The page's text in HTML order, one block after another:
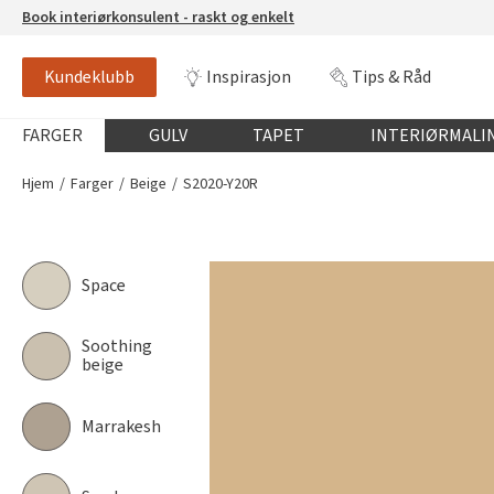
Book interiørkonsulent - raskt og enkelt
Kundeklubb Inspirasjon Tips & Råd
Globalnavigasjon mobil
FARGER GULV TAPET
S2020-Y20R
Hjem Farger Beige S2020-Y20R
Space
Soothing
beige
Marrakesh